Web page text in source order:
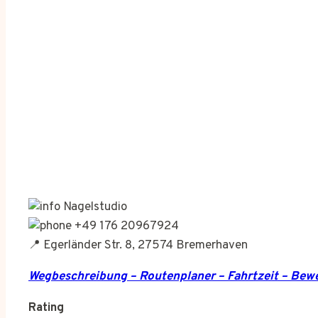
Nagelstudio
+49 176 20967924
📍 Egerländer Str. 8, 27574 Bremerhaven
Wegbeschreibung – Routenplaner – Fahrtzeit –
Rating